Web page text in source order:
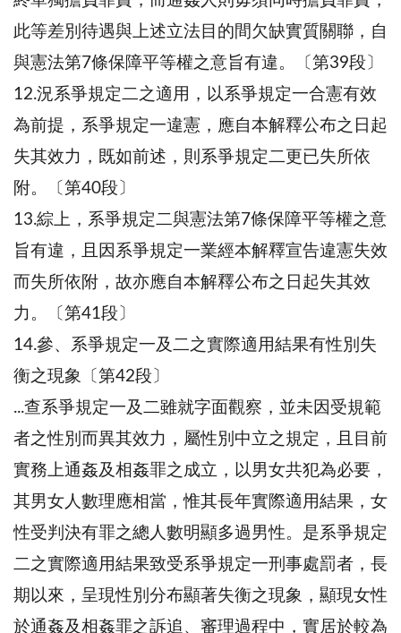
此等差別待遇與上述立法目的間欠缺實質關聯，自
與憲法第7條保障平等權之意旨有違。〔第39段〕
12.況系爭規定二之適用，以系爭規定一合憲有效
為前提，系爭規定一違憲，應自本解釋公布之日起
失其效力，既如前述，則系爭規定二更已失所依
附。〔第40段〕
13.綜上，系爭規定二與憲法第7條保障平等權之意
旨有違，且因系爭規定一業經本解釋宣告違憲失效
而失所依附，故亦應自本解釋公布之日起失其效
力。〔第41段〕
14.參、系爭規定一及二之實際適用結果有性別失
衡之現象〔第42段〕
...查系爭規定一及二雖就字面觀察，並未因受規範
者之性別而異其效力，屬性別中立之規定，且目前
實務上通姦及相姦罪之成立，以男女共犯為必要，
其男女人數理應相當，惟其長年實際適用結果，女
性受判決有罪之總人數明顯多過男性。是系爭規定
二之實際適用結果致受系爭規定一刑事處罰者，長
期以來，呈現性別分布顯著失衡之現象，顯現女性
於通姦及相姦罪之訴追、審理過程中，實居於較為